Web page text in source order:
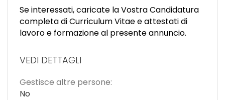
Se interessati, caricate la Vostra Candidatura
completa di Curriculum Vitae e attestati di
lavoro e formazione al presente annuncio.
VEDI DETTAGLI
Gestisce altre persone:
No